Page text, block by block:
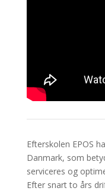
Efterskolen EPOS
Danmark, som
serviceres og
Efter snart to års